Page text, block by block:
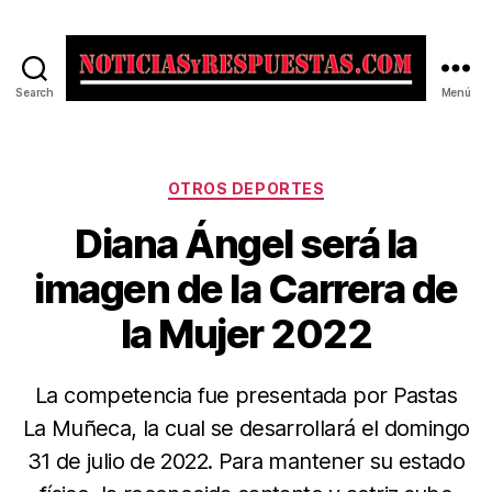
Search Menú
Categorías
OTROS DEPORTES
Diana Ángel será la
imagen de la Carrera de
la Mujer 2022
La competencia fue presentada por Pastas
La Muñeca, la cual se desarrollará el domingo
31 de julio de 2022. Para mantener su estado